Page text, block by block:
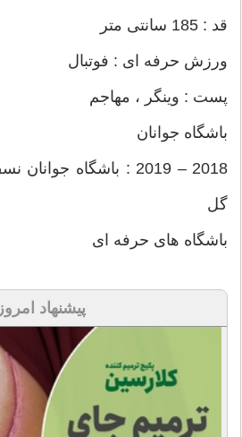
قد : 185 سانتی متر
ورزش حرفه ای : فوتبال
پست : وینگر ، مهاجم
باشگاه جوانان
گل
باشگاه های حرفه ای
پیشنهاد امروز